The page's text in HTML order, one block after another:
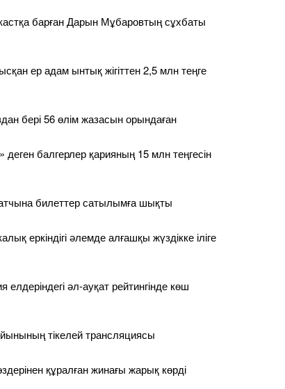
барған Дарын Мұбаровтың сұхбаты
ер адам ынтық жігіттен 2,5 млн теңге
бері 56 өлім жазасын орындаған
балгерлер қарияның 15 млн теңгесін
билеттер сатылымға шықты
еркіндігі әлемде алғашқы жүздікке іліге
әл-ауқат рейтингінде көш
тікелей трансляциясы
құралған жинағы жарық көрді